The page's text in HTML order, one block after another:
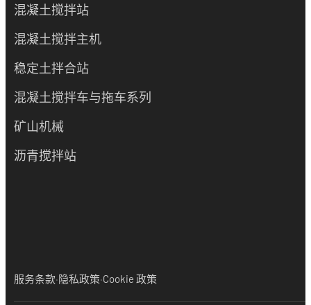
混凝土搅拌站
混凝土搅拌主机
稳定土拌合站
混凝土搅拌车与拖车系列
矿山机械
沥青搅拌站
服务条款·隐私政策·Cookie 政策